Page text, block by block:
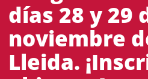
días 28 y 29
noviembre
Lleida.